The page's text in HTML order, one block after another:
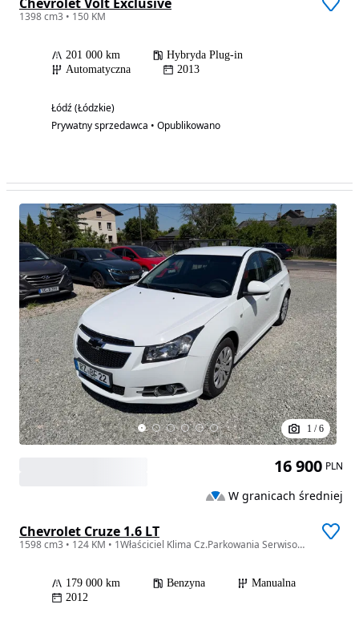
1398 cm3 • 150 KM
201 000 km
Hybryda Plug-in
Automatyczna
2013
Łódź (Łódzkie)
Prywatny sprzedawca • Opublikowano
1 /6
Chevrolet Cruze 1.6 LT
1598 cm3 • 124 KM • 1Właściciel Klima Cz.Parkowania Serwisowany StanBDB MożliweRATY
179 000 km Benzyna
Manualna
2012
16 900 PLN
W granicach średniej